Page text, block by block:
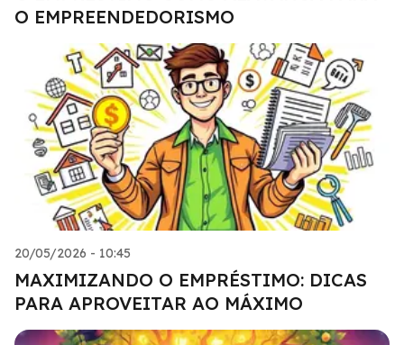
O EMPREENDEDORISMO
20/05/2026 - 10:45
MAXIMIZANDO O EMPRÉSTIMO: DICAS
PARA APROVEITAR AO MÁXIMO